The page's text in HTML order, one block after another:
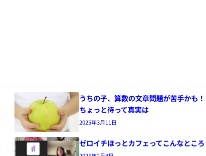
うちの子、算数の文章問題が苦手かも
ちょっと待って真実は
2025年3月11日
ゼロイチほっとカフェってこんなところ